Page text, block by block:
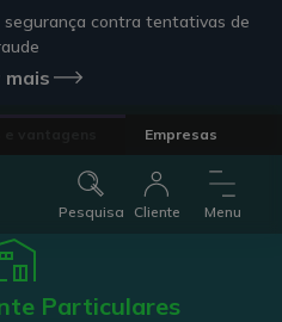
segurança contra tentativas de
mais
Empresas
Pesquisa Cliente Menu
Particulares